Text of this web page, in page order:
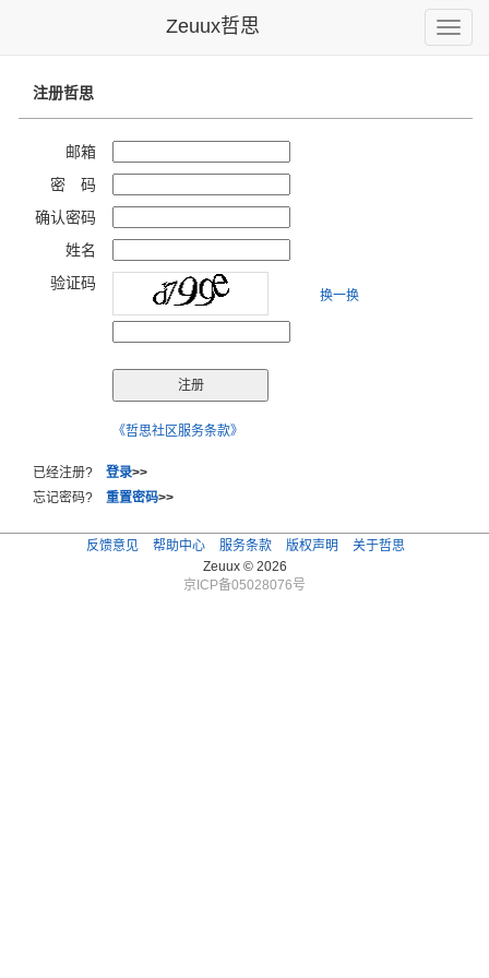
Toggle
Zeuux哲思
注册哲思
邮箱
密 码
确认密码
姓名
验证码
换一换
《哲思社区服务条款》
已经注册? 登录>>
忘记密码? 重置密码>>
反馈意见 帮助中心 服务条款 版权声明
关于哲思
Zeuux © 2026
京ICP备05028076号